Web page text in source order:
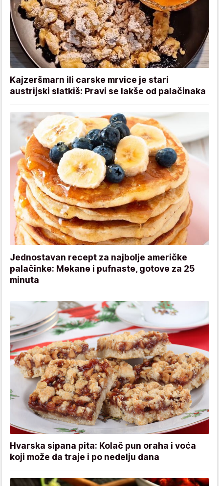
Kajzeršmarn ili carske mrvice je stari
austrijski slatkiš: Pravi se lakše od palačinaka
Jednostavan recept za najbolje američke
palačinke: Mekane i pufnaste, gotove za 25
minuta
Hvarska sipana pita: Kolač pun oraha i voća
koji može da traje i po nedelju dana